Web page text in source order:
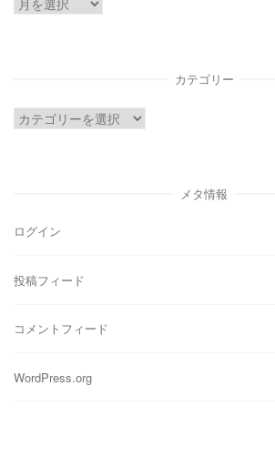
カテゴリー
カ
メタ情報
ログイン
投稿フィード
コメントフィード
WordPress.org